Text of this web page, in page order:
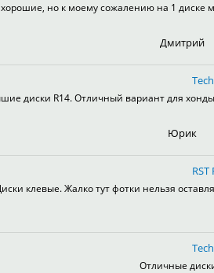
но к моему сожалению на 1 диске
Дмитрий
диски R14. Отличный вариант для
Юрик
клевые. Жалко тут фотки нельзя
Отличные